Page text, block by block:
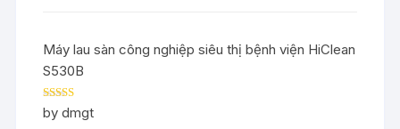
Máy lau sàn công nghiệp siêu thị bệnh viện HiClean
S530B
Rated5out
of 5
by dmgt